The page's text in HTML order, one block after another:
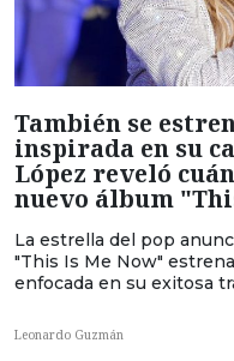
También se
inspirada en su
López reveló
nuevo álbum
La estrella del pop
"This Is Me Now"
enfocada en su exitosa
Leonardo Guzmán